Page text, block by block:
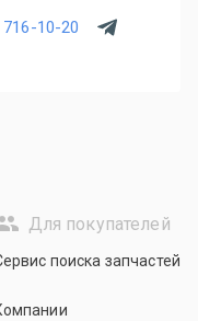
10-20
Для покупателей
поиска запчастей